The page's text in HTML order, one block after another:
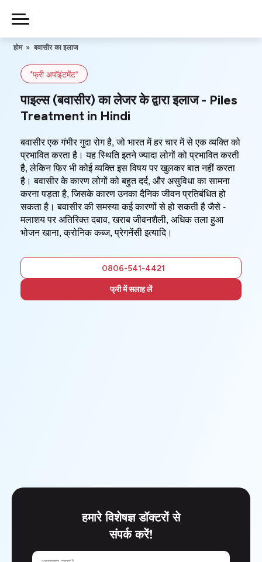
content
Piles
हमारे बारे में
हमसे संपर्क करें
गोपनीयता नीति
0806-
541-4421
होम » बवासीर का इलाज
*फ्री अपॉइंटमेंट*
पाइल्स (बवासीर) का लेजर के द्वारा इलाज - Piles
Treatment in Hindi
बवासीर एक गंभीर गुदा रोग है, जो भारत में हर चार में से एक व्यक्ति को
प्रभावित करता है। यह स्थिति इतने ज्यादा लोगों को प्रभावित करती
है, लेकिन फिर भी कोई व्यक्ति इस विषय पर खुलकर बात नहीं करता
है। बवासीर के कारण लोगों को बहुत दर्द, और असुविधा का सामना
करना पड़ता है, जिसके कारण उनका दैनिक जीवन प्रतिबंधित हो
सकता है। बवासीर की समस्या कई कारणों से हो सकती है जैसे -
मलाशय पर अतिरिक्त दबाव, खराब जीवनशैली, अधिक तला हुआ
भोजन खाना, क्रोनिक कब्ज, प्रेगनेंसी इत्यादि।
0806-541-4421
फ्री में सलाह लें
हमारे विशेषज्ञ डॉक्टरों से
संपर्क करें!